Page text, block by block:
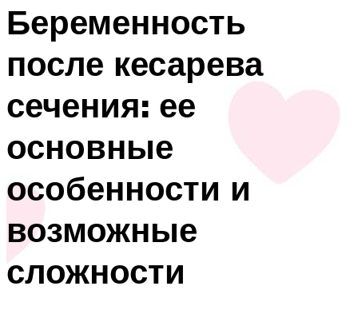
Беременность
после кесарева
сечения: ее
основные
особенности и
возможные
сложности